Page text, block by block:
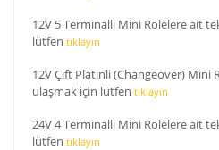
12V 5 Terminalli Mini Rölelere ait
lütfen tıklayın
12V Çift Platinli (Changeover) Mini
ulaşmak için lütfen tıklayın
24V 4 Terminalli Mini Rölelere ait
lütfen tıklayın